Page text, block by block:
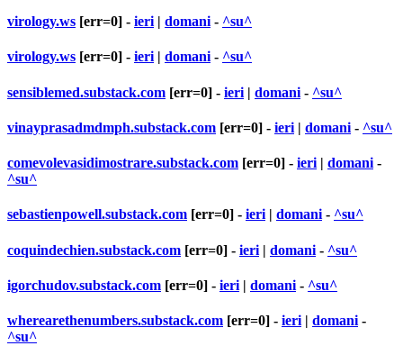
virology.ws [err=0] - ieri | domani - ^su^
virology.ws [err=0] - ieri | domani - ^su^
sensiblemed.substack.com [err=0] - ieri | domani - ^su^
vinayprasadmdmph.substack.com [err=0] - ieri | domani - ^su^
comevolevasidimostrare.substack.com [err=0] - ieri | domani -
^su^
sebastienpowell.substack.com [err=0] - ieri| domani- ^su^
coquindechien.substack.com [err=0] - ieri | domani - ^su^
igorchudov.substack.com [err=0] - ieri | domani - ^su^
wherearethenumbers.substack.com [err=0] - ieri | domani -
^su^